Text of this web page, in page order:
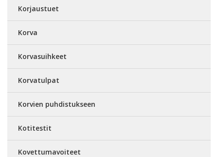
Korjaustuet
Korva
Korvasuihkeet
Korvatulpat
Korvien puhdistukseen
Kotitestit
Kovettumavoiteet